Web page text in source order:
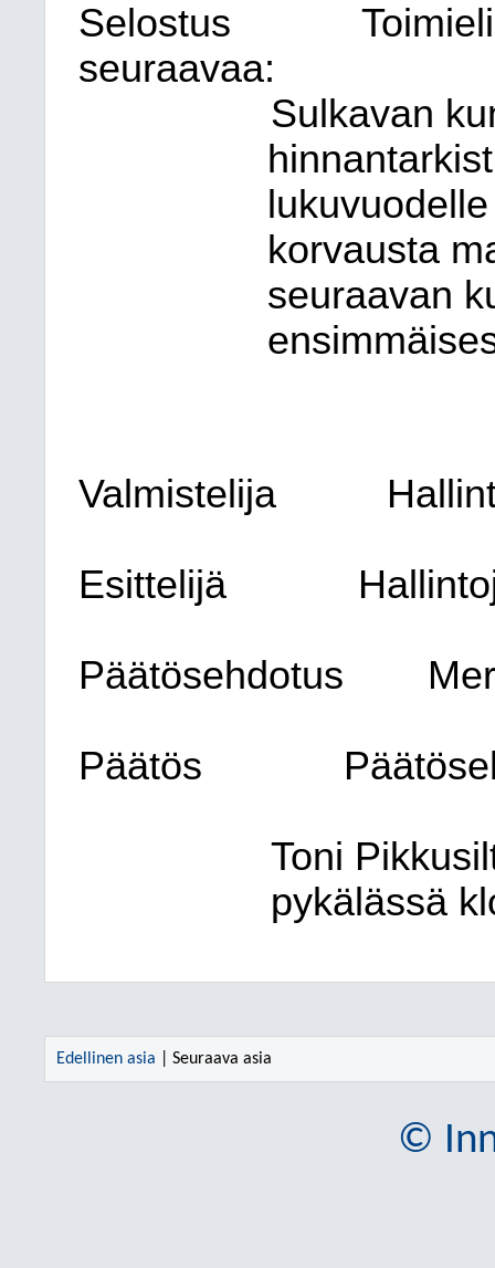
Selostus
seuraavaa:
Sulkavan
korvausta
seuraavan
Valmistelija
Esittelijä
Päätösehdotus
Päätös
Toni
pykälässä
Edellinen asia | Seuraava asia
©